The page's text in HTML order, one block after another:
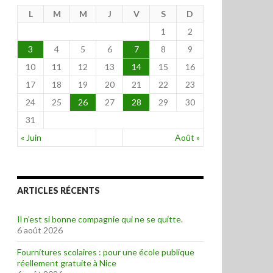
L M M J V S D
« Juin Août »
1
2
3
4 5 6 7 8
9
10
11 12 13 14 15
16
17
18 19 20 21 22
23
24
25 26 27 28 29
30
31
ARTICLES RÉCENTS
Il n’est si bonne compagnie qui ne se quitte.
6 août 2026
Fournitures scolaires : pour une école publique
réellement gratuite à Nice